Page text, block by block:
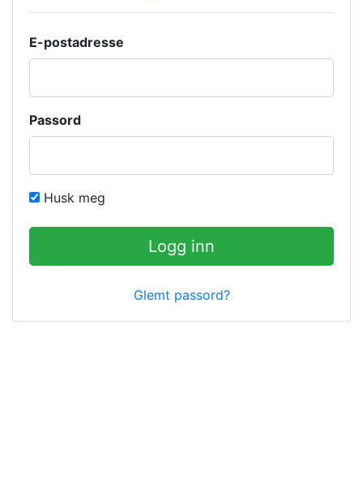
E-postadresse
Passord
Husk meg
Logg inn
Glemt passord?